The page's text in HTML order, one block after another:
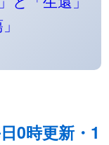
0時更新・1